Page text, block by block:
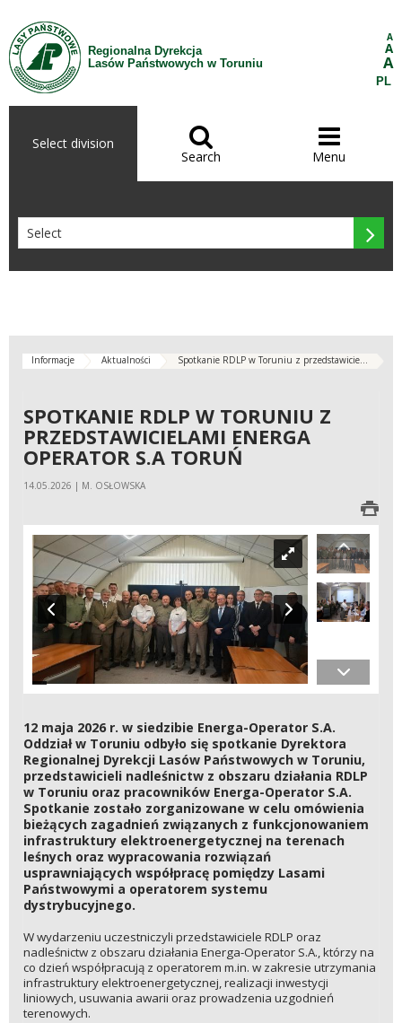
Skip to Content
Regionalna Dyrekcja
Lasów Państwowych w Toruniu
A
A
A
PL
Select division 
Search

Menu

Informacje Aktualności Spotkanie RDLP w Toruniu z przedstawicie...
SPOTKANIE RDLP W TORUNIU Z
PRZEDSTAWICIELAMI ENERGA
OPERATOR S.A TORUŃ
14.05.2026 | M. OSŁOWSKA
12 maja 2026 r. w siedzibie Energa-Operator S.A.
Oddział w Toruniu odbyło się spotkanie Dyrektora
Regionalnej Dyrekcji Lasów Państwowych w Toruniu,
przedstawicieli nadleśnictw z obszaru działania RDLP
w Toruniu oraz pracowników Energa-Operator S.A.
Spotkanie zostało zorganizowane w celu omówienia
bieżących zagadnień związanych z funkcjonowaniem
infrastruktury elektroenergetycznej na terenach
leśnych oraz wypracowania rozwiązań
usprawniających współpracę pomiędzy Lasami
Państwowymi a operatorem systemu
dystrybucyjnego.
W wydarzeniu uczestniczyli przedstawiciele RDLP oraz
nadleśnictw z obszaru działania Energa-Operator S.A., którzy na
co dzień współpracują z operatorem m.in. w zakresie utrzymania
infrastruktury elektroenergetycznej, realizacji inwestycji
liniowych, usuwania awarii oraz prowadzenia uzgodnień
terenowych.